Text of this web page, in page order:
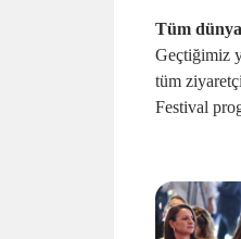
Tüm
Geçtiğimiz
tüm
Festival